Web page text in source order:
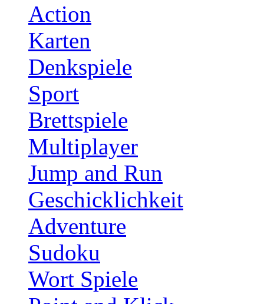
Action
Karten
Denkspiele
Sport
Brettspiele
Multiplayer
Jump and Run
Geschicklichkeit
Adventure
Sudoku
Wort Spiele